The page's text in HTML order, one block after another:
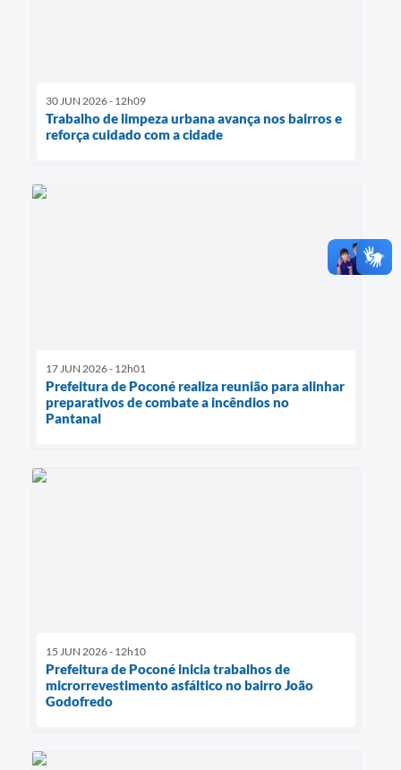
30 JUN 2026 - 12h09
Trabalho de limpeza urbana avança nos bairros e
reforça cuidado com a cidade
17 JUN 2026 - 12h01
Prefeitura de Poconé realiza reunião para alinhar
preparativos de combate a incêndios no
Pantanal
15 JUN 2026 - 12h10
Prefeitura de Poconé inicia trabalhos de
microrrevestimento asfáltico no bairro João
Godofredo